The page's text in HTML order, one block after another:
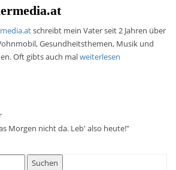
schreibt mein Vater seit 2 Jahren über
Gesundheitsthemen, Musik und
Oft gibts auch malweiterlesen
Morgen nicht da. Leb' also heute!"
Suchen